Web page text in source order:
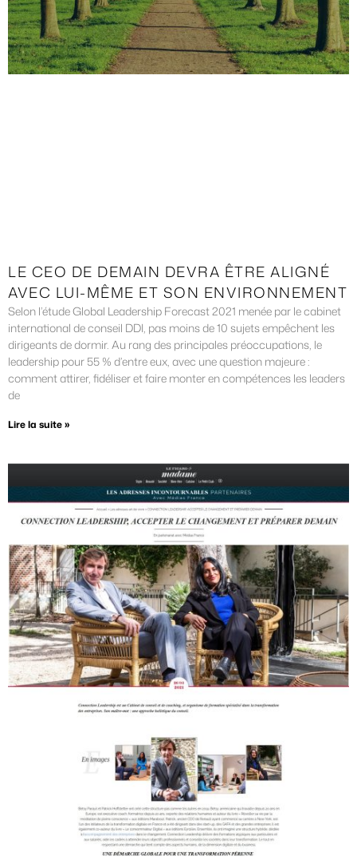
LE CEO DE DEMAIN DEVRA ÊTRE ALIGNÉ
AVEC LUI-MÊME ET SON ENVIRONNEMENT
Selon l’étude Global Leadership Forecast 2021 menée par le cabinet
international de conseil DDI, pas moins de 10 sujets empêchent les
dirigeants de dormir. Au rang des principales préoccupations, le
leadership pour 55 % d’entre eux, avec une question majeure :
comment attirer, fidéliser et faire monter en compétences les leaders
de
Lire la suite »